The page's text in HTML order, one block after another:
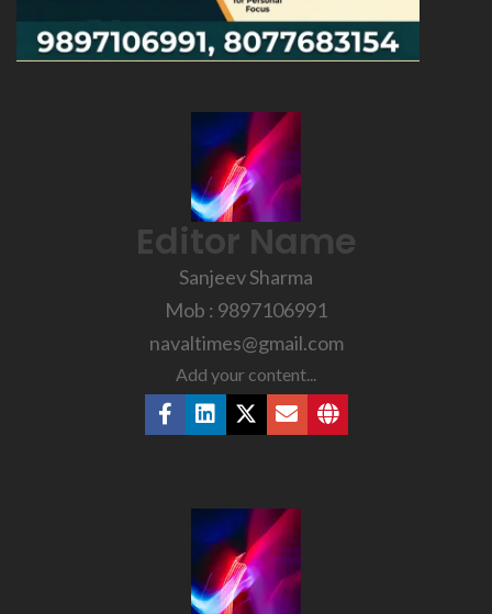
Editor Name
Sanjeev Sharma
Mob : 9897106991
navaltimes@gmail.com
Add your content...